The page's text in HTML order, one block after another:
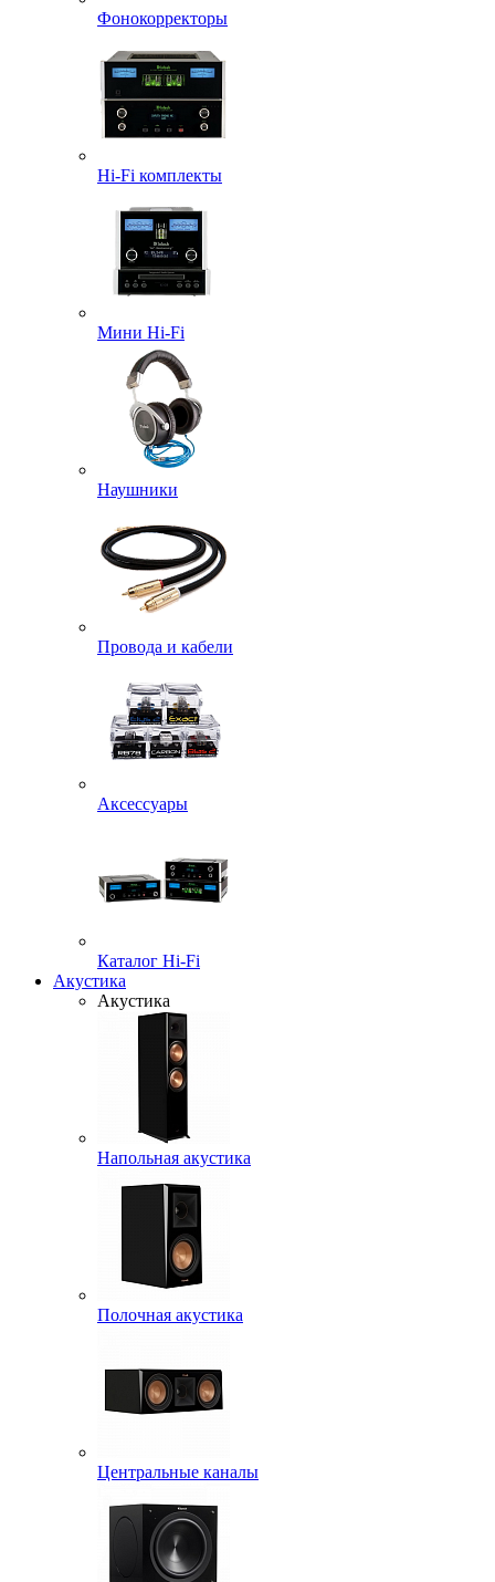
Фонокорректоры
Hi-Fi комплекты
Мини Hi-Fi
Наушники
Провода и кабели
Аксессуары
Каталог Hi-Fi
Акустика
Акустика
Напольная акустика
Полочная акустика
Центральные каналы